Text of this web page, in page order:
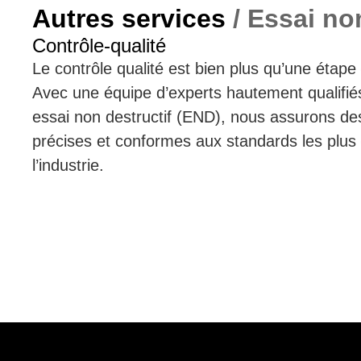
Autres services / Essai
Contrôle-qualité
Le contrôle qualité est bien plus qu’une
Avec une équipe d’experts hautement
essai non destructif (END), nous assurons
précises et conformes aux standards les
l’industrie.